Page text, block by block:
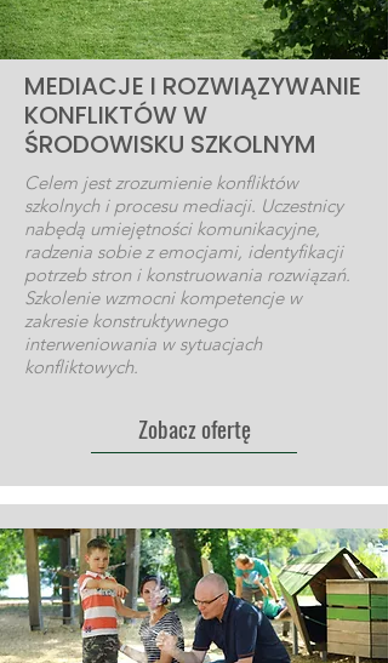
MEDIACJE I ROZWIĄZYWANIE
KONFLIKTÓW W
ŚRODOWISKU SZKOLNYM
Celem jest zrozumienie konfliktów
szkolnych i procesu mediacji. Uczestnicy
nabędą umiejętności komunikacyjne,
radzenia sobie z emocjami, identyfikacji
potrzeb stron i konstruowania rozwiązań.
Szkolenie wzmocni kompetencje w
zakresie konstruktywnego
interweniowania w sytuacjach
konfliktowych.
Zobacz ofertę